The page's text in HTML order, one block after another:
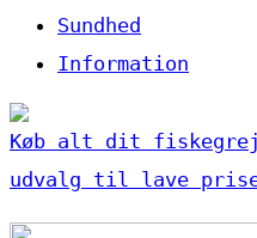
Sundhed
Information
Køb alt dit
udvalg til lave